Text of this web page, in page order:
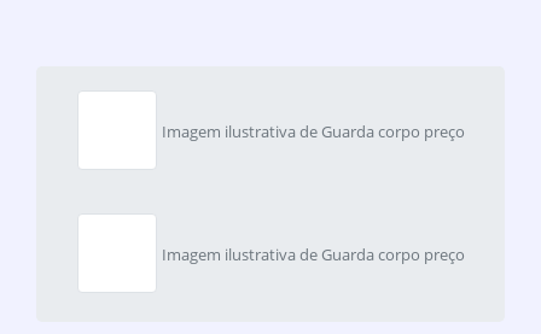
Imagem ilustrativa de Guarda corpo preço
Imagem ilustrativa de Guarda corpo preço